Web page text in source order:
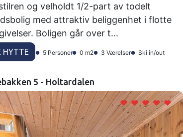
og velholdt 1/2-part av todelt
med attraktiv beliggenhet i flotte
Boligen går over t...
HYTTE 5 Personer 0 m2 3 Værelser Ski in/out
5 - Holtardalen